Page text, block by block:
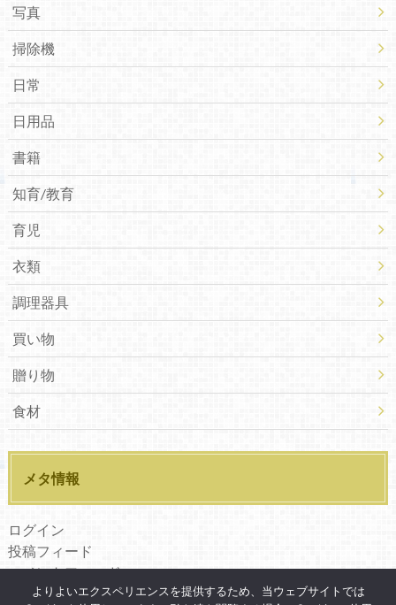
写真
掃除機
日常
日用品
書籍
知育/教育
育児
衣類
調理器具
買い物
贈り物
食材
メタ情報
ログイン
投稿フィード
コメントフィード
WordPress.org
よりよいエクスペリエンスを提供するため、当ウェブサイトでは